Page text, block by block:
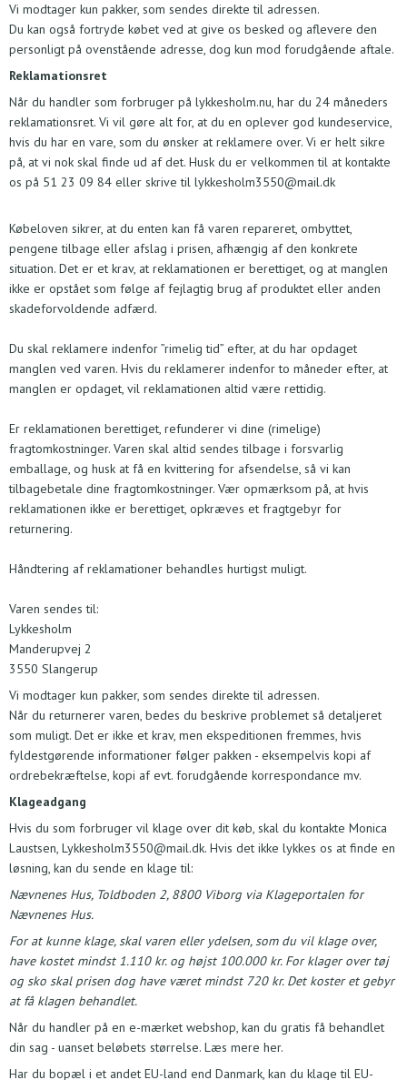
Vi modtager kun pakker, som sendes direkte til adressen.
Du kan også fortryde købet ved at give os besked og aflevere den
personligt på ovenstående adresse, dog kun mod forudgående aftale.
Reklamationsret
Når du handler som forbruger på lykkesholm.nu, har du 24 måneders
reklamationsret. Vi vil gøre alt for, at du en oplever god kundeservice,
hvis du har en vare, som du ønsker at reklamere over. Vi er helt sikre
på, at vi nok skal finde ud af det. Husk du er velkommen til at kontakte
os på 51 23 09 84 eller skrive til lykkesholm3550@mail.dk
Købeloven sikrer, at du enten kan få varen repareret, ombyttet,
pengene tilbage eller afslag i prisen, afhængig af den konkrete
situation. Det er et krav, at reklamationen er berettiget, og at manglen
ikke er opstået som følge af fejlagtig brug af produktet eller anden
skadeforvoldende adfærd.
Du skal reklamere indenfor ”rimelig tid” efter, at du har opdaget
manglen ved varen. Hvis du reklamerer indenfor to måneder efter, at
manglen er opdaget, vil reklamationen altid være rettidig.
Er reklamationen berettiget, refunderer vi dine (rimelige)
fragtomkostninger. Varen skal altid sendes tilbage i forsvarlig
emballage, og husk at få en kvittering for afsendelse, så vi kan
tilbagebetale dine fragtomkostninger. Vær opmærksom på, at hvis
reklamationen ikke er berettiget, opkræves et fragtgebyr for
returnering.
Håndtering af reklamationer behandles hurtigst muligt.
Varen sendes til:
Lykkesholm
Manderupvej 2
3550 Slangerup
Vi modtager kun pakker, som sendes direkte til adressen.
Når du returnerer varen, bedes du beskrive problemet så detaljeret
som muligt. Det er ikke et krav, men ekspeditionen fremmes, hvis
fyldestgørende informationer følger pakken - eksempelvis kopi af
ordrebekræftelse, kopi af evt. forudgående korrespondance mv.
Klageadgang
Hvis du som forbruger vil klage over dit køb, skal du kontakte Monica
Laustsen, Lykkesholm3550@mail.dk. Hvis det ikke lykkes os at finde en
løsning, kan du sende en klage til:
Nævnenes Hus, Toldboden 2, 8800 Viborg via Klageportalen for
Nævnenes Hus.
For at kunne klage, skal varen eller ydelsen, som du vil klage over,
have kostet mindst 1.110 kr. og højst 100.000 kr. For klager over tøj
og sko skal prisen dog have været mindst 720 kr. Det koster et gebyr
at få klagen behandlet.
Når du handler på en e-mærket webshop, kan du gratis få behandlet
din sag - uanset beløbets størrelse. Læs mere her.
Har du bopæl i et andet EU-land end Danmark, kan du klage til EU-